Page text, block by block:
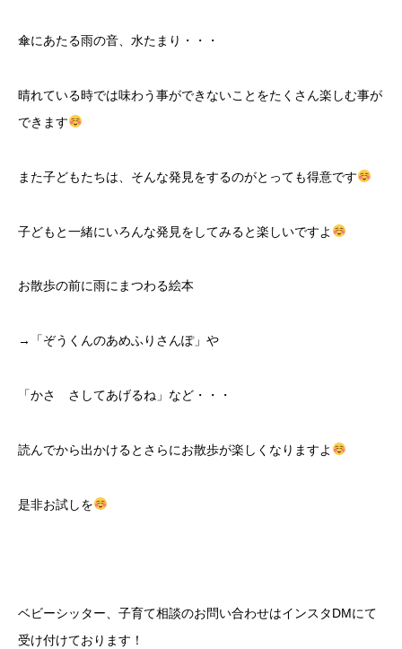
傘にあたる雨の音、水たまり・・・
晴れている時では味わう事ができないことをたくさん楽しむ事が
できます
また子どもたちは、そんな発見をするのがとっても得意です
子どもと一緒にいろんな発見をしてみると楽しいですよ
お散歩の前に雨にまつわる絵本
→「ぞうくんのあめふりさんぽ」や
「かさ さしてあげるね」など・・・
読んでから出かけるとさらにお散歩が楽しくなりますよ
是非お試しを
ベビーシッター、子育て相談のお問い合わせはインスタDMにて
受け付けております！